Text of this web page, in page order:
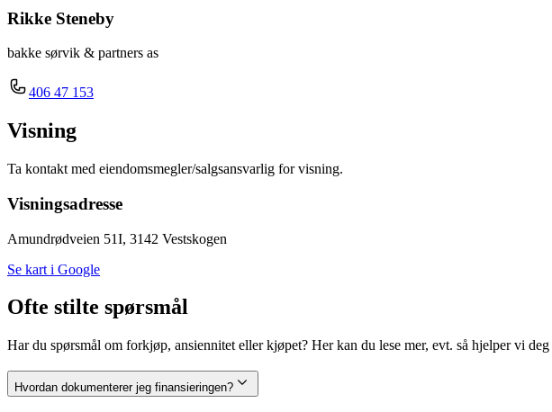
Rikke Steneby
bakke sørvik & partners as
406 47 153
Visning
Ta kontakt med eiendomsmegler/salgsansvarlig for visning.
Visningsadresse
Amundrødveien 51I, 3142 Vestskogen
Se kart i Google
Ofte stilte spørsmål
Har du spørsmål om forkjøp, ansiennitet eller kjøpet? Her kan du lese mer, evt. så hjelper vi deg
Hvordan dokumenterer jeg finansieringen?